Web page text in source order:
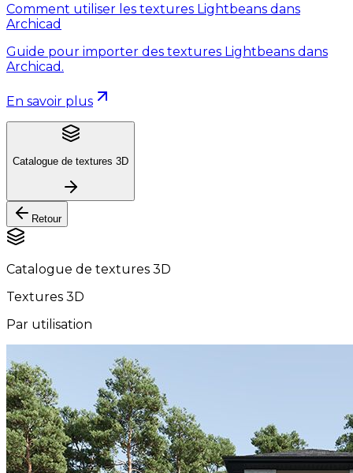
Comment utiliser les textures Lightbeans dans
Archicad
Guide pour importer des textures Lightbeans dans
Archicad.
En savoir plus
Catalogue de textures 3D
Retour
Catalogue de textures 3D
Textures 3D
Par utilisation